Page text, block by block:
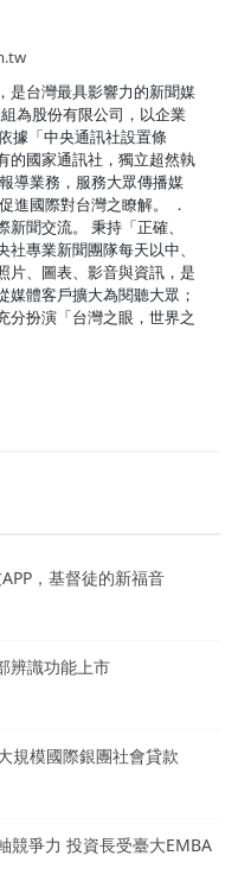
是台灣最具影響力的新聞媒
為股份有限公司，以企業
據「中央通訊社設置條
的國家通訊社，獨立超然執
導業務，服務大眾傳播媒
進國際對台灣之瞭解。 ．
聞交流。 秉持「正確、
專業新聞團隊每天以中、
片、圖表、影音與資訊，是
媒體客戶擴大為閱聽大眾；
分扮演「台灣之眼，世界之
，基督徒的新福音
辨識功能上市
規模國際銀團社會貸款
競爭力 投資長受臺大EMBA